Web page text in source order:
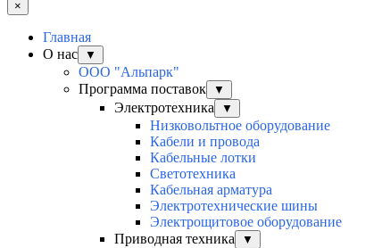
×
Главная
О нас
▼
ООО "Альпарк"
Программа поставок
▼
Электротехника ▼
Низковольтное оборудование
Кабели и провода
Кабельные лотки
Светотехника
Кабельная арматура
Электротехнические шины
Электрощитовое оборудование
Приводная техника
▼